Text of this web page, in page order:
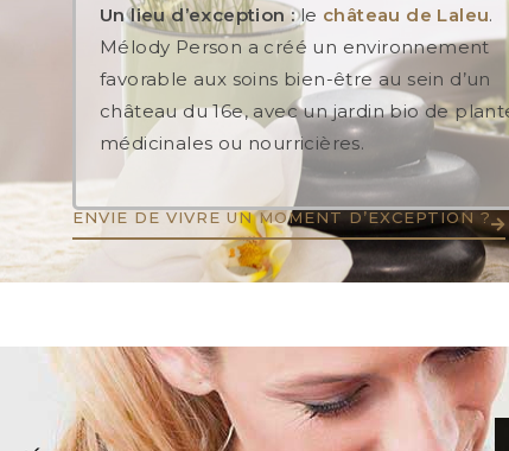
Un lieu d’exception :le château de Laleu.
Mélody Person a créé un environnement
favorable aux soins bien-être au sein d’un
château du 16e, avec un jardin bio de
médicinales ou nourricières.
ENVIE DE VIVRE UN MOMENT D’EXCEPTION ?